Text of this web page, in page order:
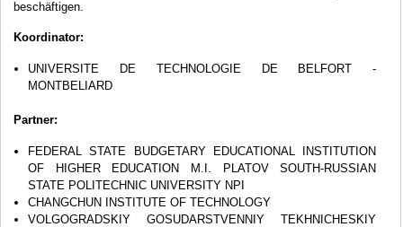
beschäftigen.
Koordinator:
UNIVERSITE DE TECHNOLOGIE DE BELFORT -
MONTBELIARD
Partner:
FEDERAL STATE BUDGETARY EDUCATIONAL INSTITUTION
OF HIGHER EDUCATION M.I. PLATOV SOUTH-RUSSIAN
STATE POLITECHNIC UNIVERSITY NPI
CHANGCHUN INSTITUTE OF TECHNOLOGY
VOLGOGRADSKIY GOSUDARSTVENNIY TEKHNICHESKIY